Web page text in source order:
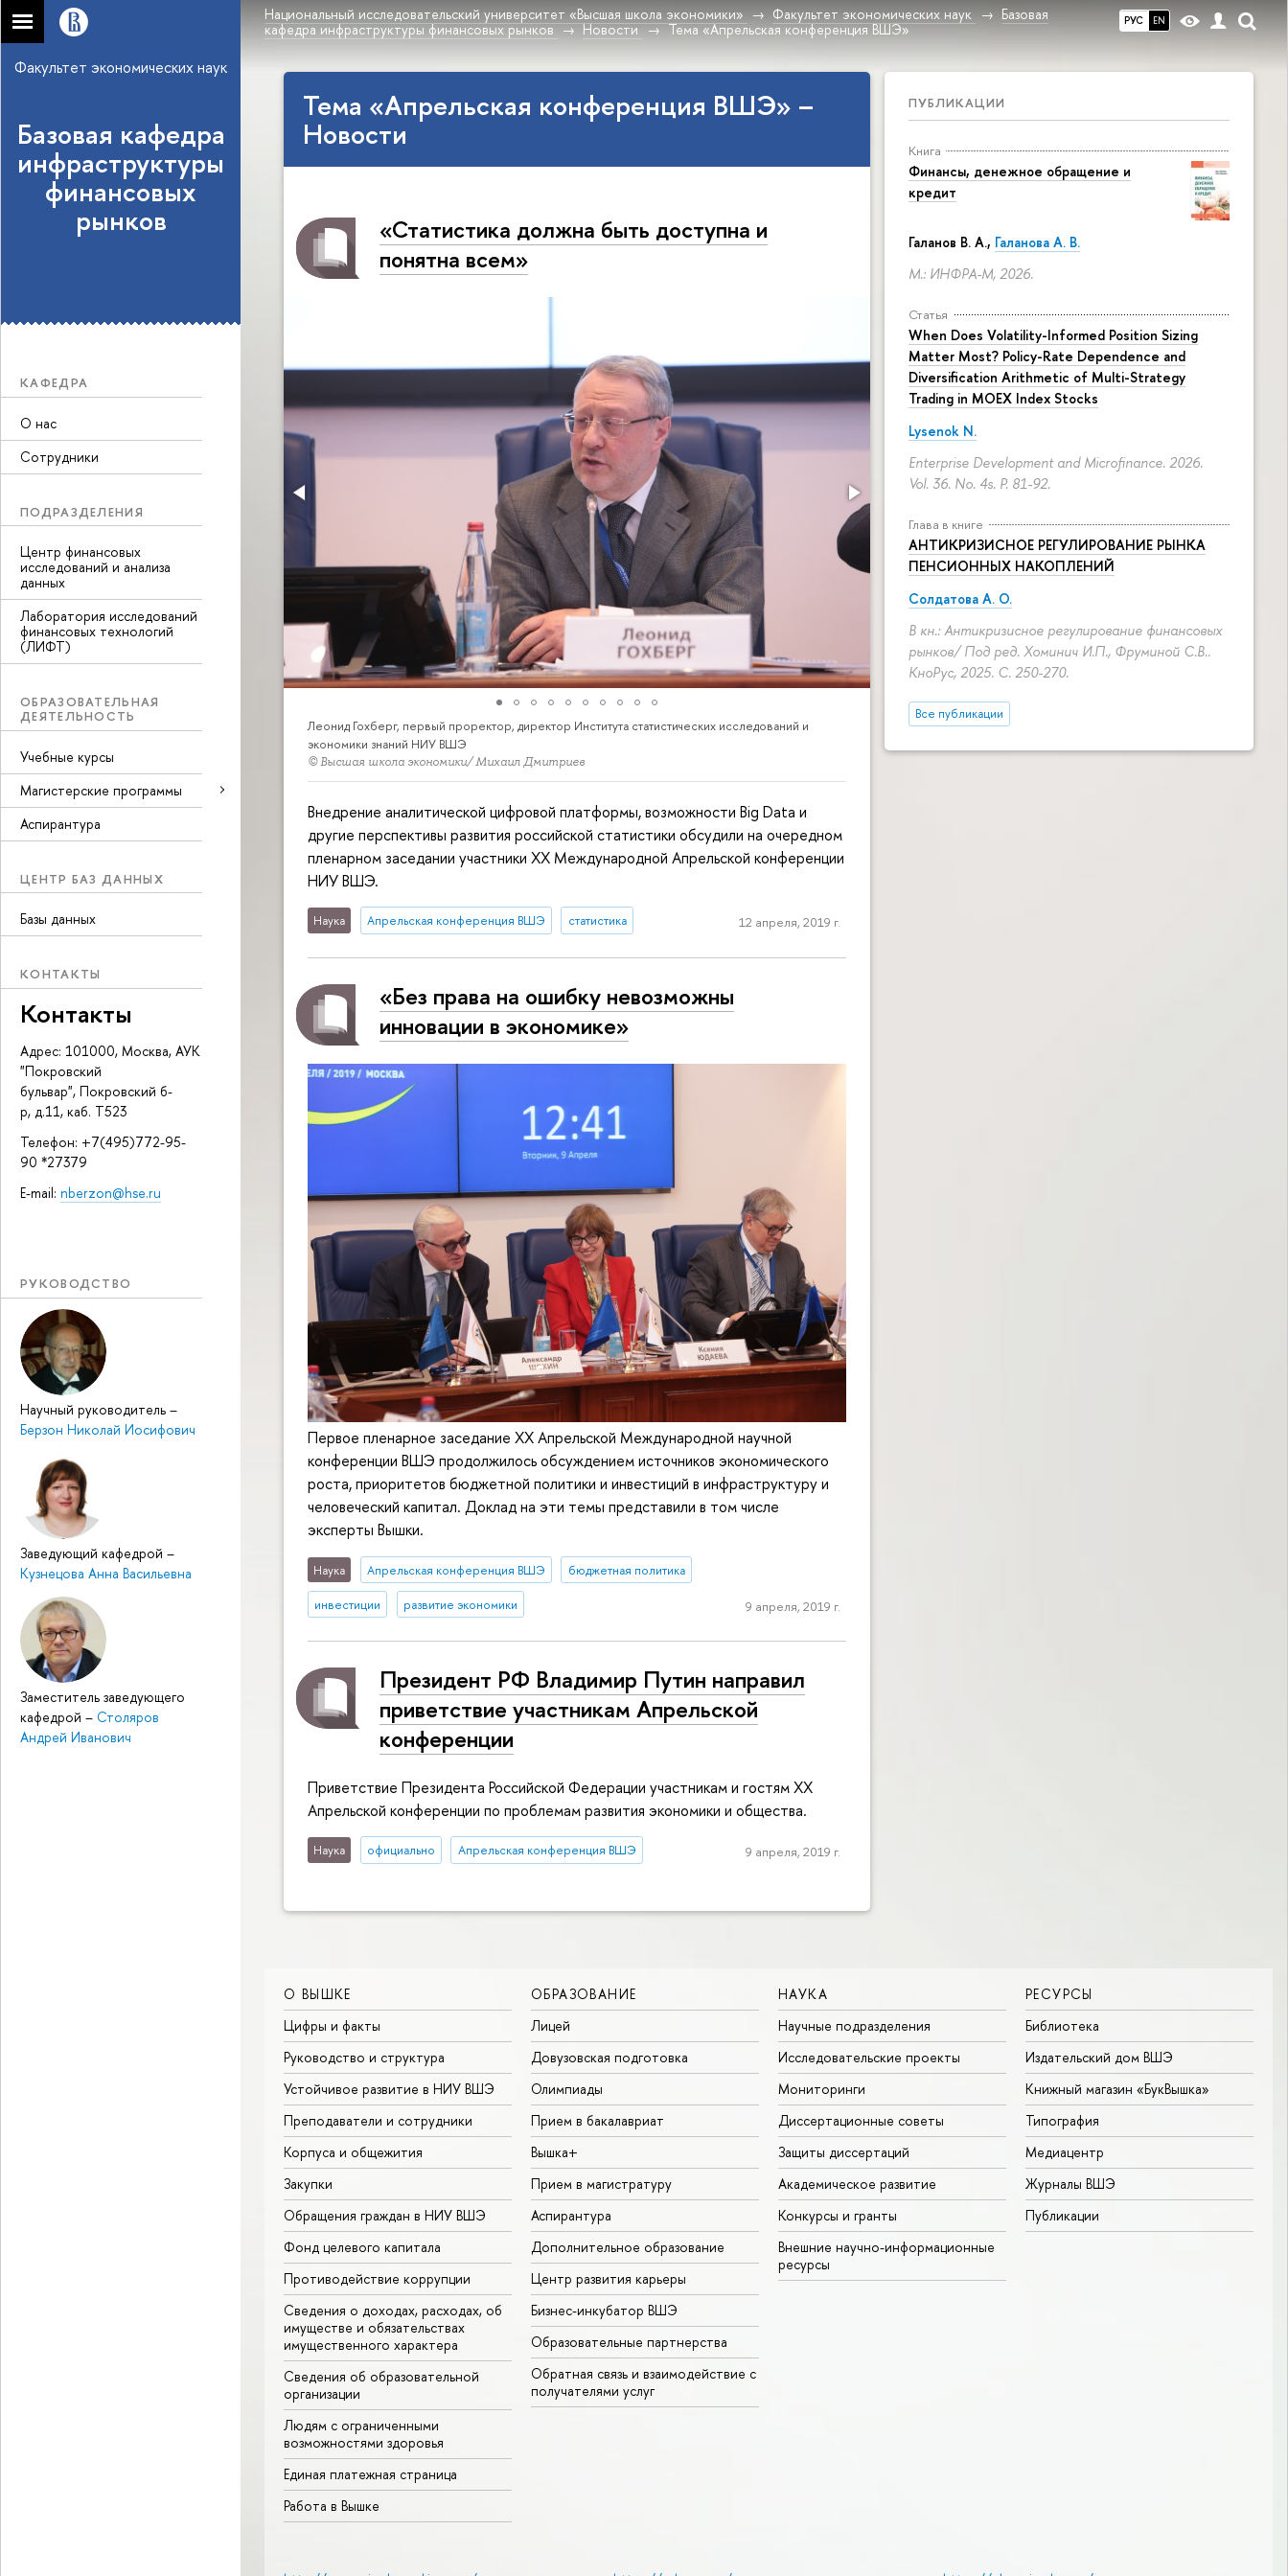
РУС EN
Национальный исследовательский университет «Высшая школа экономики» Факультет экономических наук
Базовая
кафедра инфраструктуры финансовых рынков
Новости Тема «Апрельская конференция ВШЭ»
Факультет экономических наук
Базовая кафедра
инфраструктуры
финансовых
рынков
КАФЕДРА
О нас
Сотрудники
ПОДРАЗДЕЛЕНИЯ
Центр финансовых
исследований и анализа
данных
Лаборатория исследований
финансовых технологий
(ЛИФТ)
ОБРАЗОВАТЕЛЬНАЯ
ДЕЯТЕЛЬНОСТЬ
Учебные курсы
Магистерские программы
Аспирантура
ЦЕНТР БАЗ ДАННЫХ
Базы данных
КОНТАКТЫ
Контакты
Адрес: 101000, Москва, АУК
"Покровский
бульвар", Покровский б-
р, д.11, каб. Т523
Телефон: +7(495)772-95-
90 *27379
E-mail: nberzon@hse.ru
РУКОВОДСТВО
Научный руководитель –
Берзон Николай Иосифович
Заведующий кафедрой –
Кузнецова Анна Васильевна
Заместитель заведующего
кафедрой – Столяров
Андрей Иванович
ПУБЛИКАЦИИ
Книга
Финансы, денежное обращение и
кредит
Галанов В. А., Галанова А. В.
М.: ИНФРА-М, 2026.
Статья
When Does Volatility-Informed Position Sizing
Matter Most? Policy-Rate Dependence and
Diversification Arithmetic of Multi-Strategy
Trading in MOEX Index Stocks
Lysenok N.
Enterprise Development and Microfinance. 2026.
Vol. 36. No. 4s. P. 81-92.
Глава в книге
АНТИКРИЗИСНОЕ РЕГУЛИРОВАНИЕ РЫНКА
ПЕНСИОННЫХ НАКОПЛЕНИЙ
Солдатова А. О.
В кн.: Антикризисное регулирование финансовых
рынков/ Под ред. Хоминич И.П., Фруминой С.В..
КноРус, 2025. С. 250-270.
Все публикации
Тема «Апрельская конференция ВШЭ» –
Новости
«Статистика должна быть доступна и
понятна всем»
Леонид Гохберг, первый проректор, директор Института статистических исследований и
экономики знаний НИУ ВШЭ
© Высшая школа экономики/ Михаил Дмитриев
Внедрение аналитической цифровой платформы, возможности Big Data и
другие перспективы развития российской статистики обсудили на очередном
пленарном заседании участники ХХ Международной Апрельской конференции
НИУ ВШЭ.
Наука Апрельская конференция ВШЭ статистика 12 апреля, 2019 г.
«Без права на ошибку невозможны
инновации в экономике»
Первое пленарное заседание XX Апрельской Международной научной
конференции ВШЭ продолжилось обсуждением источников экономического
роста, приоритетов бюджетной политики и инвестиций в инфраструктуру и
человеческий капитал. Доклад на эти темы представили в том числе
эксперты Вышки.
Наука Апрельская конференция ВШЭ бюджетная политика
инвестиции развитие экономики 9 апреля, 2019 г.
Президент РФ Владимир Путин направил
приветствие участникам Апрельской
конференции
Приветствие Президента Российской Федерации участникам и гостям XX
Апрельской конференции по проблемам развития экономики и общества.
Наука официально Апрельская конференция ВШЭ 9 апреля, 2019 г.
О ВЫШКЕ
Цифры и факты
Руководство и структура
Устойчивое развитие в НИУ ВШЭ
Преподаватели и сотрудники
Корпуса и общежития
Закупки
Обращения граждан в НИУ ВШЭ
Фонд целевого капитала
Противодействие коррупции
Сведения о доходах, расходах, об
имуществе и обязательствах
имущественного характера
Сведения об образовательной
организации
Людям с ограниченными
возможностями здоровья
Единая платежная страница
Работа в Вышке
ОБРАЗОВАНИЕ
Лицей
Довузовская подготовка
Олимпиады
Прием в бакалавриат
Вышка+
Прием в магистратуру
Аспирантура
Дополнительное образование
Центр развития карьеры
Бизнес-инкубатор ВШЭ
Образовательные партнерства
Обратная связь и взаимодействие с
получателями услуг
НАУКА
Научные подразделения
Исследовательские проекты
Мониторинги
Диссертационные советы
Защиты диссертаций
Академическое развитие
Конкурсы и гранты
Внешние научно-информационные
ресурсы
РЕСУРСЫ
Библиотека
Издательский дом ВШЭ
Книжный магазин «БукВышка»
Типография
Медиацентр
Журналы ВШЭ
Публикации